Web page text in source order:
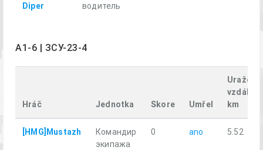
Diper
водитель
A1-6 | ЗСУ-23-4
Hráč Jednotka Skore Umřel
Uražená
km
[HMG]Mustazh
Командир
экипажа
0 ano 5.52